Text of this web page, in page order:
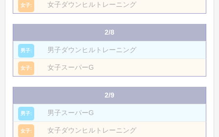
女子ダウンヒルトレーニング
2/8
男子ダウンヒルトレーニング
女子スーパーG
2/9
男子スーパーG
女子ダウンヒルトレーニング